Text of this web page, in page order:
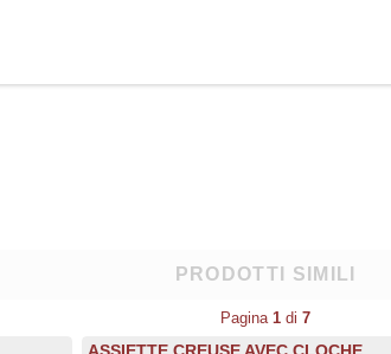
PRODOTTI SIMILI
Pagina 1 di 7
ASSIETTE CREUSE AVEC CLOCHE